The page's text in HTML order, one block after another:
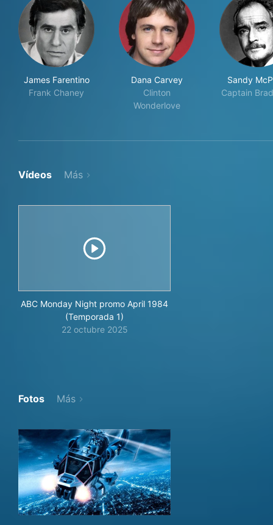
James Farentino
Frank Chaney
Dana Carvey
Clinton
Wonderlove
Sandy
Captain
Vídeos Más
ABC Monday Night promo April 1984
(Temporada 1)
22 octubre 2025
Fotos Más